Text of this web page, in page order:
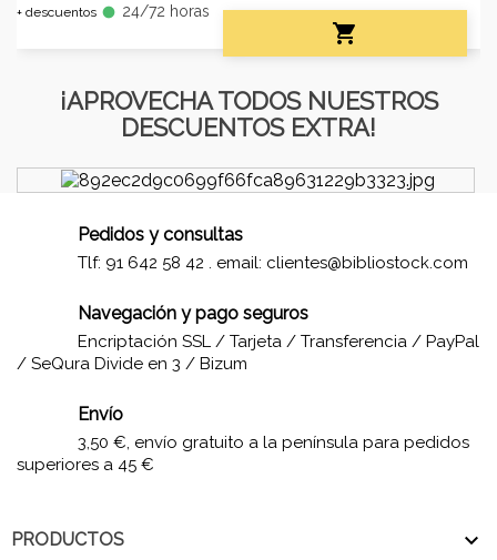
+ descuentos fiber_manual_record 24/72 horas

¡APROVECHA TODOS NUESTROS
DESCUENTOS EXTRA!
Pedidos y consultas
Tlf: 91 642 58 42 . email: clientes@bibliostock.com
Navegación y pago seguros
Encriptación SSL / Tarjeta / Transferencia / PayPal
/ SeQura Divide en 3 / Bizum
Envío
3,50 €, envío gratuito a la península para pedidos
superiores a 45 €
PRODUCTOS 